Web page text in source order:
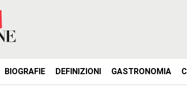
BIOGRAFIE DEFINIZIONI GASTRONOMIA